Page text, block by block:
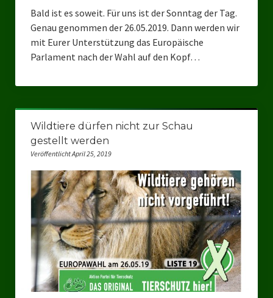
Bald ist es soweit. Für uns ist der Sonntag der Tag.
Genau genommen der 26.05.2019. Dann werden wir
mit Eurer Unterstützung das Europäische
Parlament nach der Wahl auf den Kopf…
Wildtiere dürfen nicht zur Schau
gestellt werden
Veröffentlicht April 25, 2019